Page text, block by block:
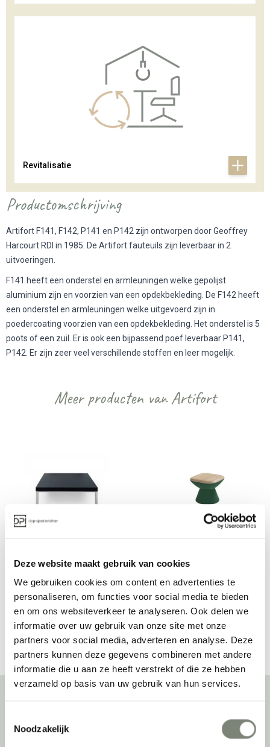
Deze website maakt gebruik van cookies
We gebruiken cookies om content en advertenties te
personaliseren, om functies voor social media te bieden
en om ons websiteverkeer te analyseren. Ook delen we
informatie over uw gebruik van onze site met onze
partners voor social media, adverteren en analyse. Deze
partners kunnen deze gegevens combineren met andere
informatie die u aan ze heeft verstrekt of die ze hebben
verzameld op basis van uw gebruik van hun services.
Noodzakelijk
Revitalisatie
Productomschrijving
Artifort F141, F142, P141 en P142 zijn ontworpen door Geoffrey
Harcourt RDI in 1985. De Artifort fauteuils zijn leverbaar in 2
uitvoeringen.
F141 heeft een onderstel en armleuningen welke gepolijst
aluminium zijn en voorzien van een opdekbekleding. De F142 heeft
een onderstel en armleuningen welke uitgevoerd zijn in
poedercoating voorzien van een opdekbekleding. Het onderstel is 5
poots of een zuil. Er is ook een bijpassend poef leverbaar P141,
P142. Er zijn zeer veel verschillende stoffen en leer mogelijk.
Meer producten van Artifort
Prijs op aanvraag
Prijs op aanvraag
Bekijk alles van Artifort
Over deprojectinrichter